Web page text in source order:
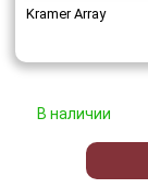
Kramer Array
В наличии